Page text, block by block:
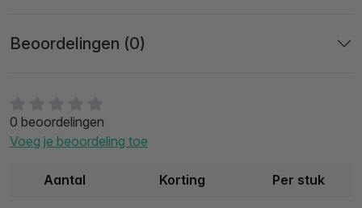
0 beoordelingen
Voeg je beoordeling toe
Aantal Korting Per stuk
Beoordelingen (0)